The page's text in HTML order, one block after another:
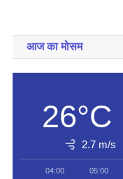
आज का मोसम
26°C
2.7 m/s
04:00 05:00